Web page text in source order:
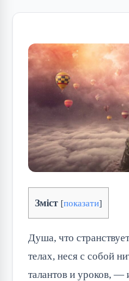
Зміст [показати]
Душа, что
телах, неся с собой
талантов и уроков, —